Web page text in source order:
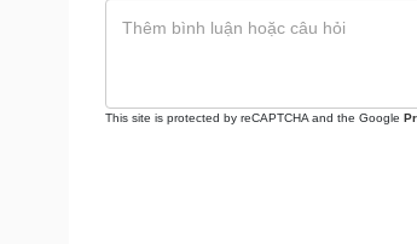
This site is protected by reCAPTCHA and the Google